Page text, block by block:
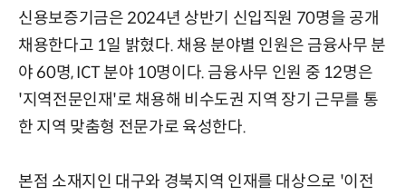
신용보증기금은 2024년 상반기 신입직원 70명을 공개
채용한다고 1일 밝혔다. 채용 분야별 인원은 금융사무 분
야 60명, ICT 분야 10명이다. 금융사무 인원 중 12명은
'지역전문인재'로 채용해 비수도권 지역 장기 근무를 통
한 지역 맞춤형 전문가로 육성한다.
본점 소재지인 대구와 경북지역 인재를 대상으로 '이전